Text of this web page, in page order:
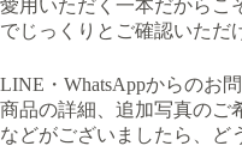
愛用いただく一本だからこ
でじっくりとご確認いただ
LINE・WhatsAppからのお
商品の詳細、追加写真のご
などがございましたら、ど